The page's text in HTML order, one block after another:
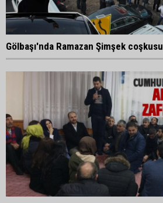
Gölbaşı'nda Ramazan Şimşek coşkusu